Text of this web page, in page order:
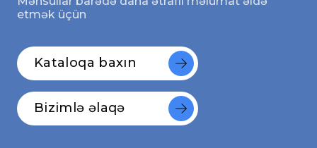
etmək üçün
Kataloqa baxın
Bizimlə əlaqə